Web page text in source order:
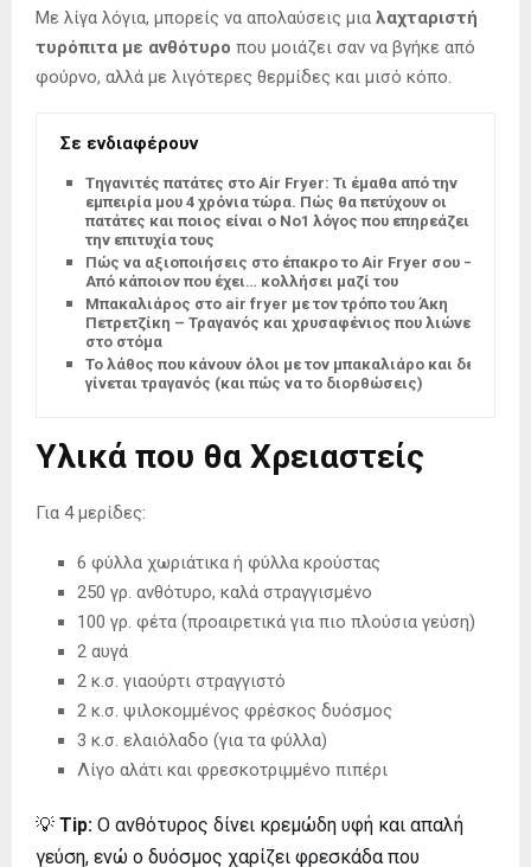
Με λίγα λόγια, μπορείς να απολαύσεις μια λαχταριστή
τυρόπιτα με ανθότυρο που μοιάζει σαν να βγήκε από
φούρνο, αλλά με λιγότερες θερμίδες και μισό κόπο.
Σε ενδιαφέρουν
Tηγανιτές πατάτες στο Air Fryer: Τι έμαθα από την
εμπειρία μου 4 χρόνια τώρα. Πώς θα πετύχουν οι
πατάτες και ποιος είναι ο Νο1 λόγος που επηρεάζει
την επιτυχία τους
Πώς να αξιοποιήσεις στο έπακρο το Air Fryer σου –
Από κάποιον που έχει… κολλήσει μαζί του
Μπακαλιάρος στο air fryer με τον τρόπο του Άκη
Πετρετζίκη – Τραγανός και χρυσαφένιος που λιώνει
στο στόμα
Το λάθος που κάνουν όλοι με τον μπακαλιάρο και δεν
γίνεται τραγανός (και πώς να το διορθώσεις)
Υλικά που θα Χρειαστείς
Για 4 μερίδες:
6 φύλλα χωριάτικα ή φύλλα κρούστας
250 γρ. ανθότυρο, καλά στραγγισμένο
100 γρ. φέτα (προαιρετικά για πιο πλούσια γεύση)
2 αυγά
2 κ.σ. γιαούρτι στραγγιστό
2 κ.σ. ψιλοκομμένος φρέσκος δυόσμος
3 κ.σ. ελαιόλαδο (για τα φύλλα)
Λίγο αλάτι και φρεσκοτριμμένο πιπέρι
💡 Tip: Ο ανθότυρος δίνει κρεμώδη υφή και απαλή
γεύση, ενώ ο δυόσμος χαρίζει φρεσκάδα που